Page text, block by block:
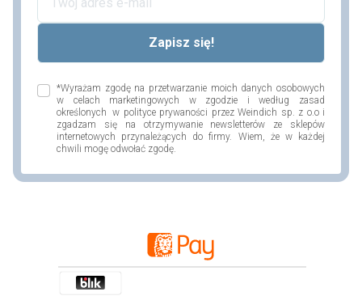
*Wyrażam zgodę na przetwarzanie moich danych osobowych
w celach marketingowych w zgodzie i według zasad
określonych w polityce prywaności przez Weindich sp. z o.o i
zgadzam się na otrzymywanie newsletterów ze sklepów
internetowych przynależących do firmy. Wiem, że w każdej
chwili mogę odwołać zgodę.